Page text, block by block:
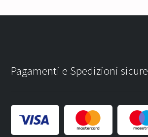
Pagamenti e Spedizioni sicure